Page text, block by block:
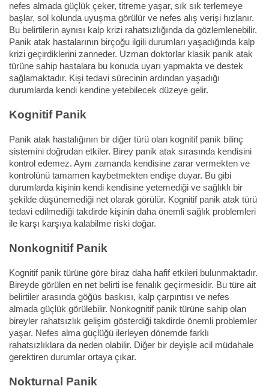
nefes almada güçlük çeker, titreme yaşar, sık sık terlemeye
başlar, sol kolunda uyuşma görülür ve nefes alış verişi hızlanır.
Bu belirtilerin aynısı kalp krizi rahatsızlığında da gözlemlenebilir.
Panik atak hastalarının birçoğu ilgili durumları yaşadığında kalp
krizi geçirdiklerini zanneder. Uzman doktorlar klasik panik atak
türüne sahip hastalara bu konuda uyarı yapmakta ve destek
sağlamaktadır. Kişi tedavi sürecinin ardından yaşadığı
durumlarda kendi kendine yetebilecek düzeye gelir.
Kognitif Panik
Panik atak hastalığının bir diğer türü olan kognitif panik bilinç
sistemini doğrudan etkiler. Birey panik atak sırasında kendisini
kontrol edemez. Aynı zamanda kendisine zarar vermekten ve
kontrolünü tamamen kaybetmekten endişe duyar. Bu gibi
durumlarda kişinin kendi kendisine yetemediği ve sağlıklı bir
şekilde düşünemediği net olarak görülür. Kognitif panik atak türü
tedavi edilmediği takdirde kişinin daha önemli sağlık problemleri
ile karşı karşıya kalabilme riski doğar.
Nonkognitif Panik
Kognitif panik türüne göre biraz daha hafif etkileri bulunmaktadır.
Bireyde görülen en net belirti ise fenalık geçirmesidir. Bu türe ait
belirtiler arasında göğüs baskısı, kalp çarpıntısı ve nefes
almada güçlük görülebilir. Nonkognitif panik türüne sahip olan
bireyler rahatsızlık gelişim gösterdiği takdirde önemli problemler
yaşar. Nefes alma güçlüğü ilerleyen dönemde farklı
rahatsızlıklara da neden olabilir. Diğer bir deyişle acil müdahale
gerektiren durumlar ortaya çıkar.
Nokturnal Panik